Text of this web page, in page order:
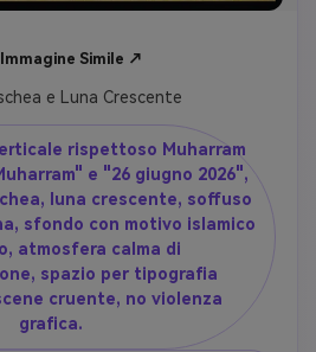
Simile ↗
e Luna Crescente
rispettoso Muharram
e "26 giugno 2026",
luna crescente, soffuso
sfondo con motivo islamico
atmosfera calma di
spazio per tipografia
cruente, no violenza
grafica.